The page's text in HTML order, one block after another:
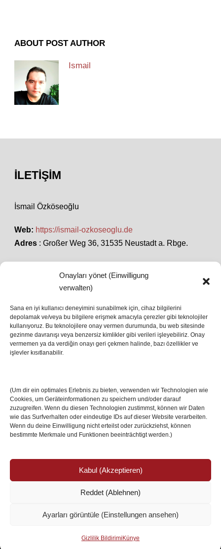
Onayları yönet (Einwilligung
verwalten)
Sana en iyi kullanıcı deneyimini sunabilmek için, cihaz bilgilerini
depolamak ve/veya bu bilgilere erişmek amacıyla çerezler gibi teknolojiler
kullanıyoruz. Bu teknolojilere onay vermen durumunda, bu web sitesinde
gezinme davranışı veya benzersiz kimlikler gibi verileri işleyebiliriz. Onay
vermemen ya da verdiğin onayı geri çekmen halinde, bazı özellikler ve
işlevler kısıtlanabilir.
(Um dir ein optimales Erlebnis zu bieten, verwenden wir Technologien wie
Cookies, um Geräteinformationen zu speichern und/oder darauf
zuzugreifen. Wenn du diesen Technologien zustimmst, können wir Daten
wie das Surfverhalten oder eindeutige IDs auf dieser Website verarbeiten.
Wenn du deine Einwilligung nicht erteilst oder zurückziehst, können
bestimmte Merkmale und Funktionen beeinträchtigt werden.)
Kabul (Akzeptieren)
Reddet (Ablehnen)
Ayarları görüntüle (Einstellungen ansehen)
Gizlilik Bildirimi Künye
ABOUT POST AUTHOR
Ismail
İLETIŞIM
İsmail Özköseoğlu
Web: https://ismail-ozkoseoglu.de
Adres : Großer Weg 36, 31535 Neustadt a. Rbge.
SON HABERLER
İstanbul’da Avrupa Ligi Finali: Freiburg ve Aston
Villa Boğaz’da Tarih Yazmaya Hazırlanıyor
08 May 2026
17 Nis 2026
© Copyright 2024 /Impressum/Site sahibi